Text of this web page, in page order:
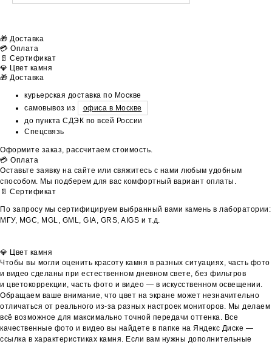
🎁 Доставка
💳 Оплата
📄 Сертификат
💎 Цвет камня
🎁 Доставка
курьерская доставка по Москве
самовывоз из
офиса в Москве
до пункта СДЭК по всей России
Спецсвязь
Оформите заказ, рассчитаем стоимость.
💳 Оплата
Оставьте заявку на сайте или свяжитесь с нами любым удобным
способом. Мы подберем для вас комфортный вариант оплаты.
📄 Сертификат
По запросу мы сертифицируем выбранный вами камень в лаборатории:
МГУ, MGC, MGL, GML, GIA, GRS, AIGS и т.д.
💎 Цвет камня
Чтобы вы могли оценить красоту камня в разных ситуациях, часть фото
и видео сделаны при естественном дневном свете, без фильтров
и цветокоррекции, часть фото и видео — в искусственном освещении.
Обращаем ваше внимание, что цвет на экране может незначительно
отличаться от реального из-за разных настроек мониторов. Мы делаем
всё возможное для максимально точной передачи оттенка. Все
качественные фото и видео вы найдете в папке на Яндекс Диске —
ссылка в характеристиках камня. Если вам нужны дополнительные